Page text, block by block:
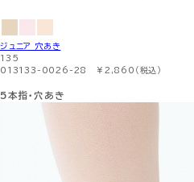
ジュニア 穴あき
135
013133-0026-28 ￥2,860（税込）
5本指・穴あき